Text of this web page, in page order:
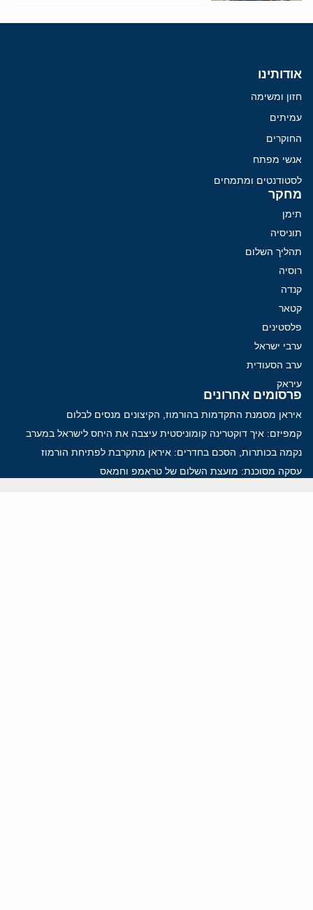
אודותינו
חזון ומשימה
עמיתים
החוקרים
אנשי מפתח
לסטודנטים ומתמחים
מחקר
תימן
תוניסיה
תהליך השלום
רוסיה
קנדה
קטאר
פלסטינים
ערבי ישראל
ערב הסעודית
עיראק
פרסומים אחרונים
איראן מסמנת התקדמות בהורמוז, הקיצונים מנסים לבלום
קמפיזם: איך דוקטרינה קומוניסטית עיצבה את היחס לישראל במערב
נקמה בכותרות, הסכם בחדרים: איראן מתקרבת לפתיחת הורמוז
עסקה מסוכנת: מועצת השלום של טראמפ וחמאס